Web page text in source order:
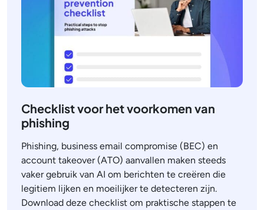
Checklist voor het voorkomen van
phishing
Phishing, business email compromise (BEC) en
account takeover (ATO) aanvallen maken steeds
vaker gebruik van AI om berichten te creëren die
legitiem lijken en moeilijker te detecteren zijn.
Download deze checklist om praktische stappen te